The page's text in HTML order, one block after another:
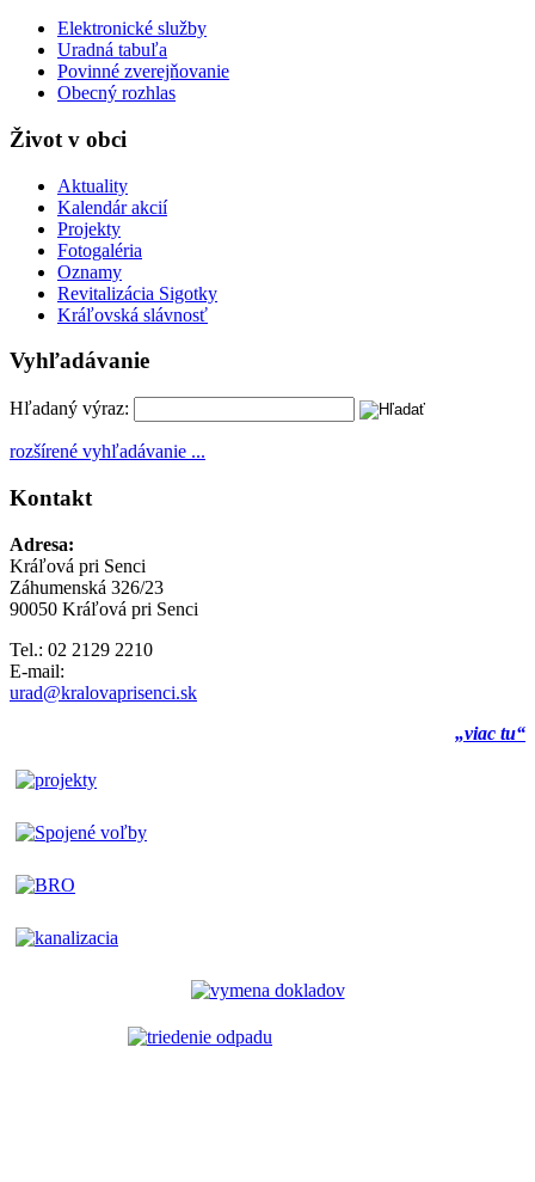
Elektronické služby
Uradná tabuľa
Povinné zverejňovanie
Obecný rozhlas
Život v obci
Aktuality
Kalendár akcií
Projekty
Fotogaléria
Oznamy
Revitalizácia Sigotky
Kráľovská slávnosť
Vyhľadávanie
Hľadaný výraz:
rozšírené vyhľadávanie ...
Kontakt
Adresa:
Kráľová pri Senci
Záhumenská 326/23
90050 Kráľová pri Senci
Tel.: 02 2129 2210
E-mail:
urad@kralovaprisenci.sk
„viac tu“